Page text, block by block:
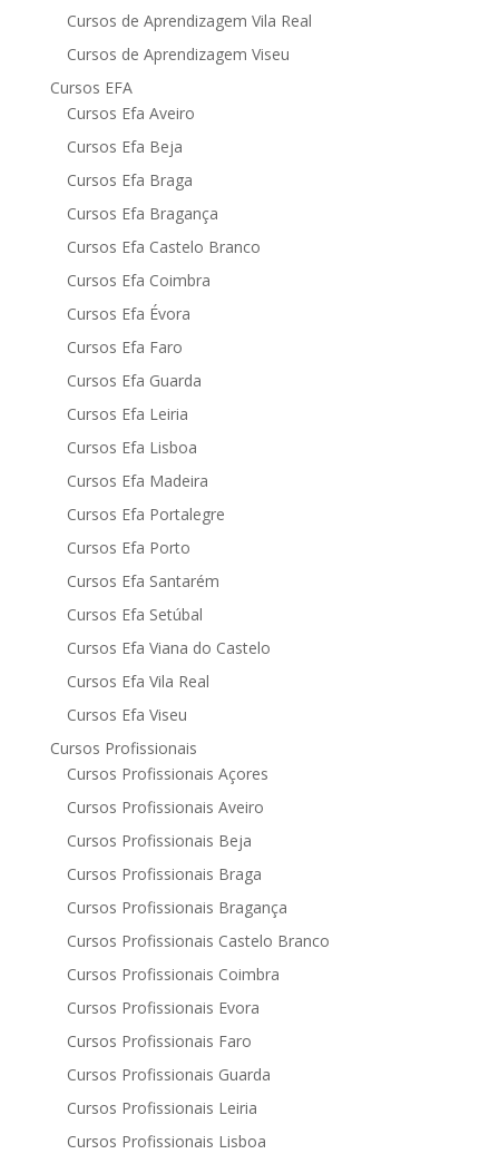
Cursos de Aprendizagem Vila Real
Cursos de Aprendizagem Viseu
Cursos EFA
Cursos Efa Aveiro
Cursos Efa Beja
Cursos Efa Braga
Cursos Efa Bragança
Cursos Efa Castelo Branco
Cursos Efa Coimbra
Cursos Efa Évora
Cursos Efa Faro
Cursos Efa Guarda
Cursos Efa Leiria
Cursos Efa Lisboa
Cursos Efa Madeira
Cursos Efa Portalegre
Cursos Efa Porto
Cursos Efa Santarém
Cursos Efa Setúbal
Cursos Efa Viana do Castelo
Cursos Efa Vila Real
Cursos Efa Viseu
Cursos Profissionais
Cursos Profissionais Açores
Cursos Profissionais Aveiro
Cursos Profissionais Beja
Cursos Profissionais Braga
Cursos Profissionais Bragança
Cursos Profissionais Castelo Branco
Cursos Profissionais Coimbra
Cursos Profissionais Evora
Cursos Profissionais Faro
Cursos Profissionais Guarda
Cursos Profissionais Leiria
Cursos Profissionais Lisboa